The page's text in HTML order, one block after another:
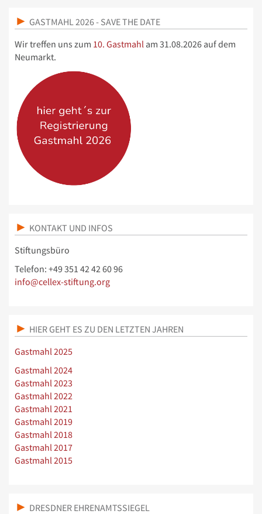
GASTMAHL 2026 - SAVE THE DATE
Wir treffen uns zum 10. Gastmahl am 31.08.2026 auf dem
Neumarkt.
KONTAKT UND INFOS
Stiftungsbüro
Telefon: +49 351 42 42 60 96
info@cellex-stiftung.org
HIER GEHT ES ZU DEN LETZTEN JAHREN
Gastmahl 2025
Gastmahl 2024
Gastmahl 2023
Gastmahl 2022
Gastmahl 2021
Gastmahl 2019
Gastmahl 2018
Gastmahl 2017
Gastmahl 2015
DRESDNER EHRENAMTSSIEGEL